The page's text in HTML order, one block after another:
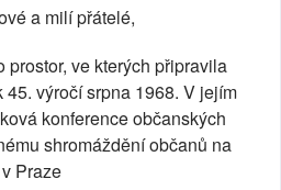
a milí přátelé,
prostor, ve kterých připravila
výročí srpna 1968. V jejím
konference občanských
shromáždění občanů na
Praze